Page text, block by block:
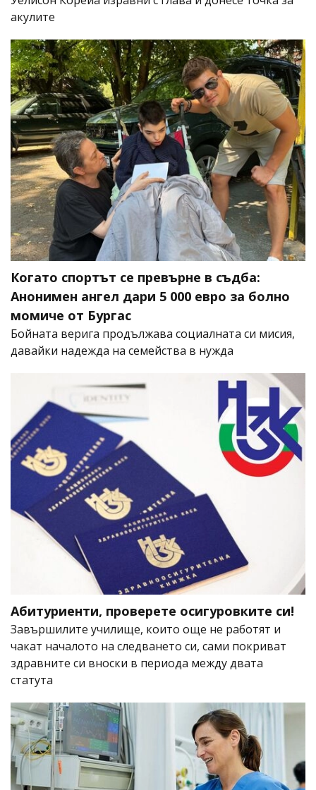
акулите
Когато спортът се превърне в съдба:
Анонимен ангел дари 5 000 евро за болно
момиче от Бургас
Бойната верига продължава социалната си мисия,
давайки надежда на семейства в нужда
Абитуриенти, проверете осигуровките си!
Завършилите училище, които още не работят и
чакат началото на следването си, сами покриват
здравните си вноски в периода между двата
статута